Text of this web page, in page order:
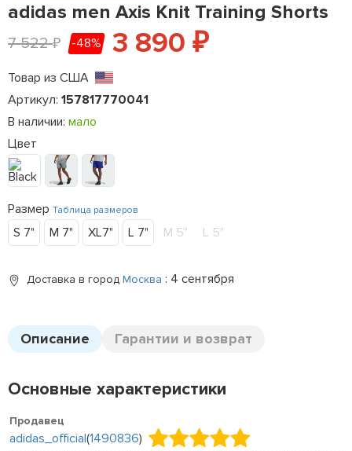
adidas men Axis Knit Training Shorts
7 522₽ -48% 3 890 ₽
Товар из США
Артикул: 157817770041
В наличии: мало
Цвет
Размер Таблица размеров
S 7" M 7" XL7" L 7" M 5" L 5"
Доставка в город Москва : 4 сентября
Описание Гарантии и возврат
Основные характеристики
Продавец
adidas_official(1490836)